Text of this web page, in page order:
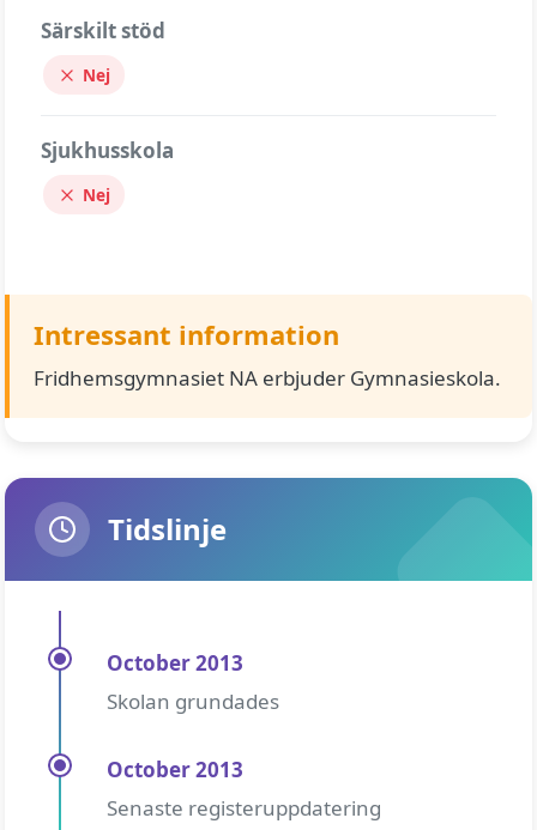
Särskilt stöd
Nej
Sjukhusskola
Nej
Intressant information
Fridhemsgymnasiet NA erbjuder Gymnasieskola.
Tidslinje
October 2013
Skolan grundades
October 2013
Senaste registeruppdatering